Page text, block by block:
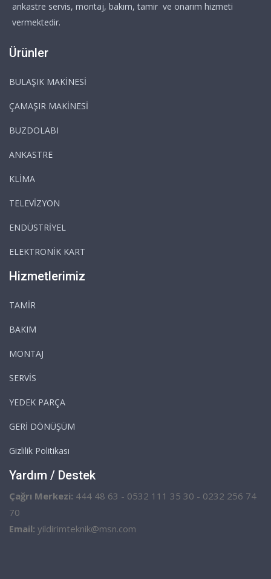
ankastre servis, montaj, bakım, tamir ve onarım hizmeti
vermektedir.
Ürünler
BULAŞIK MAKİNESİ
ÇAMAŞIR MAKİNESİ
BUZDOLABI
ANKASTRE
KLİMA
TELEVİZYON
ENDÜSTRİYEL
ELEKTRONİK KART
Hizmetlerimiz
TAMİR
BAKIM
MONTAJ
SERVİS
YEDEK PARÇA
GERİ DÖNÜŞÜM
Gizlilik Politikası
Yardım / Destek
Çağrı Merkezi: 444 48 63 - 0532 111 35 30 - 0232 256 74
70
Email: yildirimteknik@msn.com